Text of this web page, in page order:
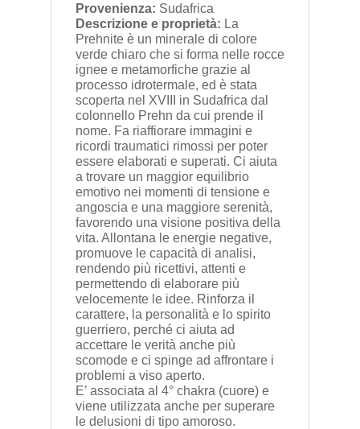
Provenienza: Sudafrica
Descrizione e proprietà: La
Prehnite è un minerale di colore
verde chiaro che si forma nelle rocce
ignee e metamorfiche grazie al
processo idrotermale, ed è stata
scoperta nel XVIII in Sudafrica dal
colonnello Prehn da cui prende il
nome. Fa riaffiorare immagini e
ricordi traumatici rimossi per poter
essere elaborati e superati. Ci aiuta
a trovare un maggior equilibrio
emotivo nei momenti di tensione e
angoscia e una maggiore serenità,
favorendo una visione positiva della
vita. Allontana le energie negative,
promuove le capacità di analisi,
rendendo più ricettivi, attenti e
permettendo di elaborare più
velocemente le idee. Rinforza il
carattere, la personalità e lo spirito
guerriero, perché ci aiuta ad
accettare le verità anche più
scomode e ci spinge ad affrontare i
problemi a viso aperto.
E’ associata al 4° chakra (cuore) e
viene utilizzata anche per superare
le delusioni di tipo amoroso.